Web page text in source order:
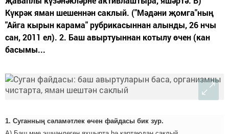
Күкрәк яман шешеннән саклый. ("Мәдәни җомга"ның
"Айга кырын карама" рубрикасыннан алынды, 26 нчы
сан, 2011 ел). 2. Баш авыртуыннан котылу өчен (кан
басымы...
1. Суганның сәламәтлек өчен файдасы бик зур.